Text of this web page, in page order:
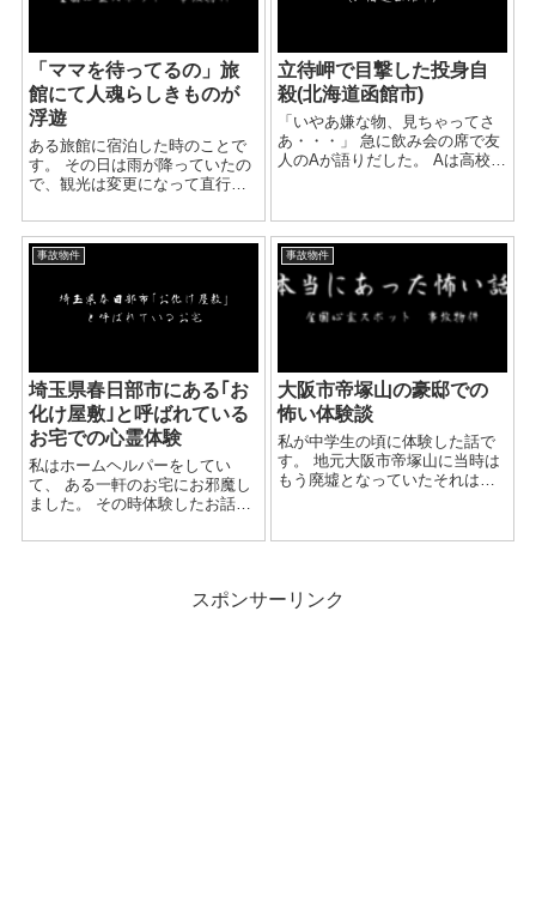
「ママを待ってるの」旅
館にて人魂らしきものが
浮遊
ある旅館に宿泊した時のことで
す。 その日は雨が降っていたの
で、観光は変更になって直行で
なったのです。 私たちが予約し
た部屋ではなく、あまもりがし
たので、別な部屋に泊まること
立待岬で目撃した投身自
殺(北海道函館市)
「いやあ嫌な物、見ちゃってさ
あ・・・」 急に飲み会の席で友
人のAが語りだした。 Aは高校卒
いた。 そんな彼が、仕事で写真
を撮影しようと立待岬へ向かっ
た時の話だった。 ...
事故物件
埼玉県春日部市にある｢お
化け屋敷｣と呼ばれている
お宅での心霊体験
私はホームヘルパーをしてい
て、 ある一軒のお宅にお邪魔し
ました。 その時体験したお話で
いる女性、Mさんの一人暮らし
事故物件
大阪市帝塚山の豪邸での
怖い体験談
私が中学生の頃に体験した話で
す。 地元大阪市帝塚山に当時は
もう廃墟となっていたそれはも
線が巻かれています。 いつから
と...
スポンサーリンク